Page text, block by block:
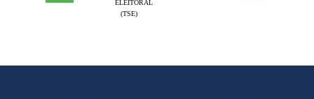
ELEITORAL
(TSE)